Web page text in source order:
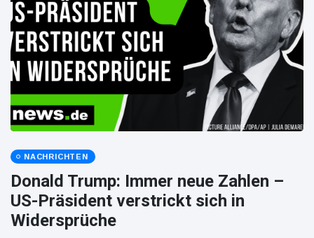
NACHRICHTEN
Donald Trump: Immer neue Zahlen –
US-Präsident verstrickt sich in
Widersprüche